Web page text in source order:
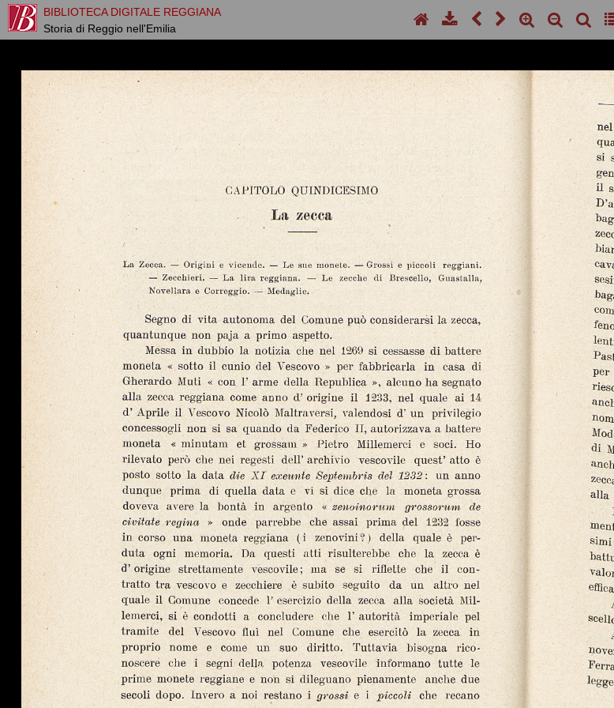
BIBLIOTECA DIGITALE REGGIANA
Storia di Reggio nell'Emilia